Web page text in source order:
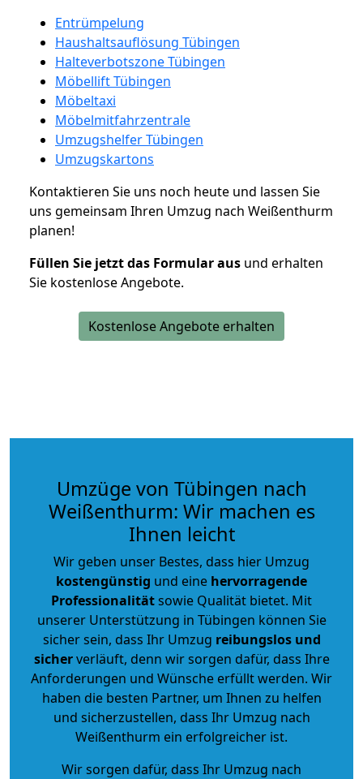
Entrümpelung
Haushaltsauflösung Tübingen
Halteverbotszone Tübingen
Möbellift Tübingen
Möbeltaxi
Möbelmitfahrzentrale
Umzugshelfer Tübingen
Umzugskartons
Kontaktieren Sie uns noch heute und lassen Sie
uns gemeinsam Ihren Umzug nach Weißenthurm
planen!
Füllen Sie jetzt das Formular aus und erhalten
Sie kostenlose Angebote.
Kostenlose Angebote erhalten
Umzüge von Tübingen nach
Weißenthurm: Wir machen es
Ihnen leicht
Wir geben unser Bestes, dass hier Umzug
kostengünstig und eine hervorragende
Professionalitätsowie Qualität bietet. Mit
unserer Unterstützung in Tübingen können Sie
sicher sein, dass Ihr Umzug reibungslos und
sicherverläuft, denn wir sorgen dafür, dass Ihre
Anforderungen und Wünsche erfüllt werden. Wir
haben die besten Partner, um Ihnen zu helfen
und sicherzustellen, dass Ihr Umzug nach
Weißenthurm ein erfolgreicher ist.
Wir sorgen dafür, dass Ihr Umzug nach